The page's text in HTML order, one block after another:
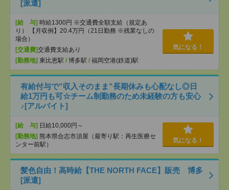
[派遣]
[給 与] 時給1300円 ※交通費全額支給（規定あ
り） 【月収例】20.4万円（21日勤務 ※残業なしの
場合）
[交通費]交通費支給あり
[勤務地] 東比恵駅 / 博多駅 / 福岡空港(鉄道)駅
気になる！
有給付与で”収入そのまま”長期休みも心配なし◎日
給1万円も可☆チーム制勤務のため未経験の方も安心
♪[アルバイト]
[給 与] 日給10,000円～
[勤務地] 熊本県合志市須屋（最寄り駅：再生医療セ
ンター前駅）
気になる！
髪色自由！高時給【THE NORTH FACE】販売 博多
[派遣]